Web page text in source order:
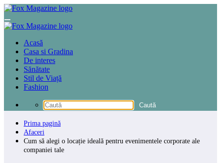
Sari
conținut
Acasă
Casa si Gradina
De interes
Sănătate
Stil de Viață
Fashion
Prima pagină
Afaceri
Cum să alegi o locație ideală pentru evenimentele corporate ale
companiei tale